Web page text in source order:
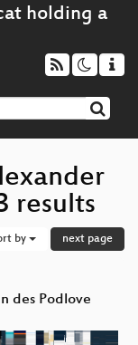
results
by next page
des Podlove